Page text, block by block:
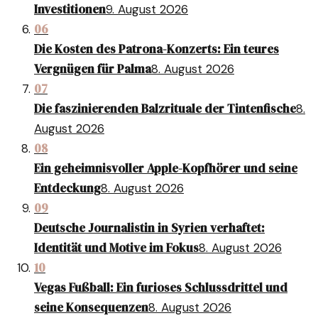
Investitionen9. August 2026
06
Die Kosten des Patrona-Konzerts: Ein teures
Vergnügen für Palma8. August 2026
07
Die faszinierenden Balzrituale der Tintenfische8.
August 2026
08
Ein geheimnisvoller Apple-Kopfhörer und seine
Entdeckung8. August 2026
09
Deutsche Journalistin in Syrien verhaftet:
Identität und Motive im Fokus8. August 2026
10
Vegas Fußball: Ein furioses Schlussdrittel und
seine Konsequenzen8. August 2026